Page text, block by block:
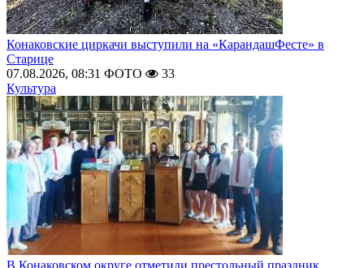
Конаковские циркачи выступили на «КарандашФесте» в
Старице
07.08.2026, 08:31 ФОТО
33
Культура
В Конаковском округе отметили престольный праздник